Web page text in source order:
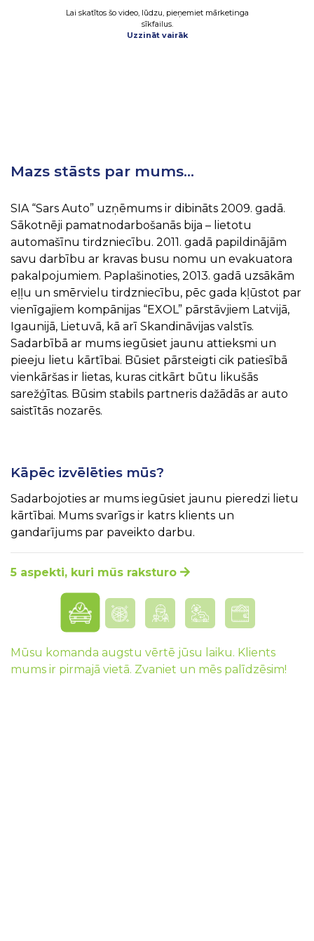
Lai skatītos šo video, lūdzu, pieņemiet mārketinga
sīkfailus.
Uzzināt vairāk
Mazs stāsts par mums…
SIA “Sars Auto” uzņēmums ir dibināts 2009. gadā.
Sākotnēji pamatnodarbošanās bija – lietotu
automašīnu tirdzniecību. 2011. gadā papildinājām
savu darbību ar kravas busu nomu un evakuatora
pakalpojumiem. Paplašinoties, 2013. gadā uzsākām
eļļu un smērvielu tirdzniecību, pēc gada kļūstot par
vienīgajiem kompānijas “EXOL” pārstāvjiem Latvijā,
Igaunijā, Lietuvā, kā arī Skandināvijas valstīs.
Sadarbībā ar mums iegūsiet jaunu attieksmi un
pieeju lietu kārtībai. Būsiet pārsteigti cik patiesībā
vienkāršas ir lietas, kuras citkārt būtu likušās
sarežģītas. Būsim stabils partneris dažādās ar auto
saistītās nozarēs.
Kāpēc izvēlēties mūs?
Sadarbojoties ar mums iegūsiet jaunu pieredzi lietu
kārtībai. Mums svarīgs ir katrs klients un
gandarījums par paveikto darbu.
5 aspekti, kuri mūs raksturo
Mūsu komanda augstu vērtē jūsu laiku. Klients
mums ir pirmajā vietā. Zvaniet un mēs palīdzēsim!